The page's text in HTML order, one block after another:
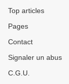
Top articles
Pages
Contact
Signaler un abus
C.G.U.